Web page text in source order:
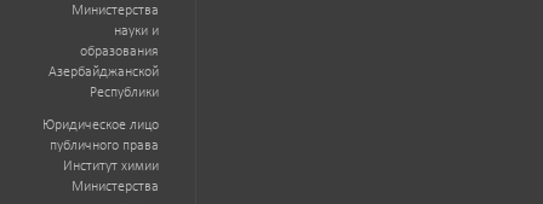
Министерства
науки и
образования
Азербайджанской
Республики
Юридическое лицо
публичного права
Институт химии
Министерства